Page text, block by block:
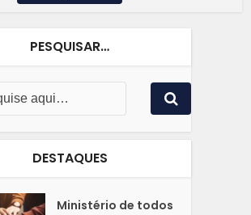
PESQUISAR…
DESTAQUES
Ministério de todos